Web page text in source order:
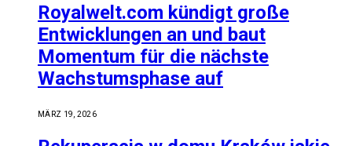
Royalwelt.com kündigt große
Entwicklungen an und baut
Momentum für die nächste
Wachstumsphase auf
MÄRZ 19, 2026